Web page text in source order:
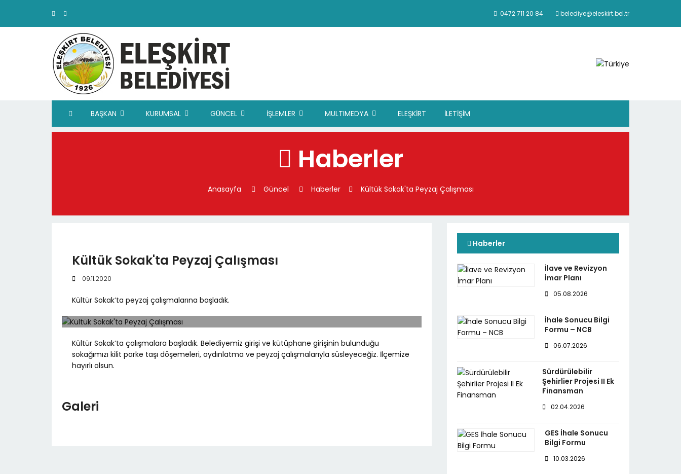
0472 711 20 84 belediye@eleskirt.bel.tr
BAŞKAN KURUMSAL GÜNCEL İŞLEMLER MULTIMEDYA ELEŞKİRT İLETİŞİM
Haberler
Anasayfa Güncel Haberler Kültük Sokak'ta Peyzaj Çalışması
Kültük Sokak'ta Peyzaj Çalışması
09.11.2020
Kültür Sokak’ta peyzaj çalışmalarına başladık.
Kültür Sokak’ta çalışmalara başladık. Belediyemiz girişi ve kütüphane girişinin bulunduğu
sokağımızı kilit parke taşı döşemeleri, aydınlatma ve peyzaj çalışmalarıyla süsleyeceğiz. İlçemize
hayırlı olsun.
Galeri
Haberler
İlave ve Revizyon
İmar Planı
05.08.2026
İhale Sonucu Bilgi
Formu – NCB
06.07.2026
Sürdürülebilir
Şehirlier Projesi II Ek
Finansman
02.04.2026
GES İhale Sonucu
Bilgi Formu
10.03.2026